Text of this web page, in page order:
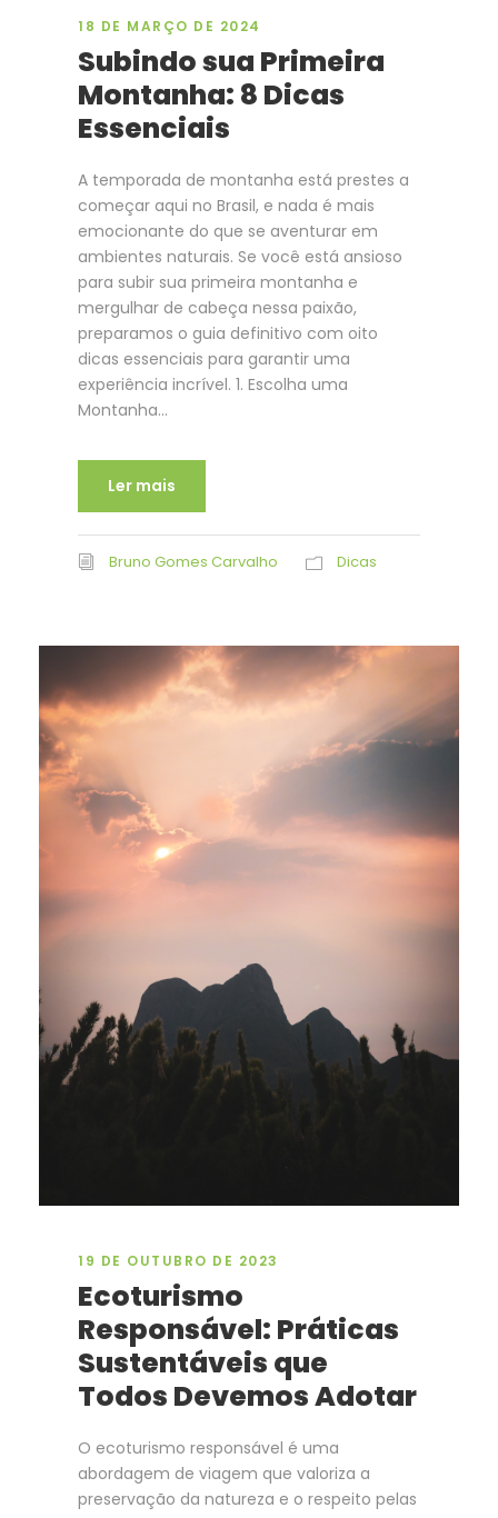
18 DE MARÇO DE 2024
Subindo sua Primeira
Montanha: 8 Dicas
Essenciais
A temporada de montanha está prestes a
começar aqui no Brasil, e nada é mais
emocionante do que se aventurar em
ambientes naturais. Se você está ansioso
para subir sua primeira montanha e
mergulhar de cabeça nessa paixão,
preparamos o guia definitivo com oito
dicas essenciais para garantir uma
experiência incrível. 1. Escolha uma
Montanha...
Ler mais
Bruno Gomes Carvalho Dicas
19 DE OUTUBRO DE 2023
Ecoturismo
Responsável: Práticas
Sustentáveis que
Todos Devemos Adotar
O ecoturismo responsável é uma
abordagem de viagem que valoriza a
preservação da natureza e o respeito pelas